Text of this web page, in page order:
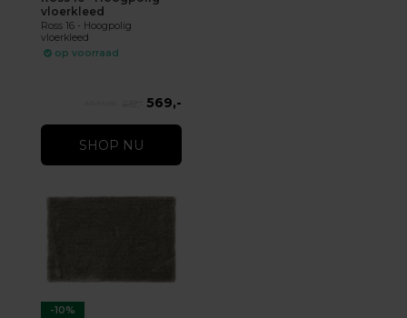
vloerkleed
Ross 16 - Hoogpolig
vloerkleed
op voorraad
569,-
SHOP NU
-10%